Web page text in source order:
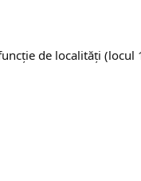
de localităţi (locul